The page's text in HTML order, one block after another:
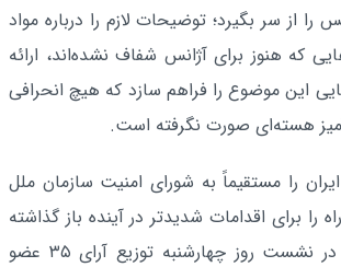
را از سر بگیرد؛ توضیحات لازم را درباره مواد
که هنوز برای آژانس شفاف نشده‌اند، ارائه
این موضوع را فراهم سازد که هیچ انحرافی
هسته‌ای صورت نگرفته است.
را مستقیماً به شورای امنیت سازمان ملل
را برای اقدامات شدیدتر در آینده باز گذاشته
است. براین اساس در نشست روز چهارشنبه توزیع آرای ۳۵ عضو